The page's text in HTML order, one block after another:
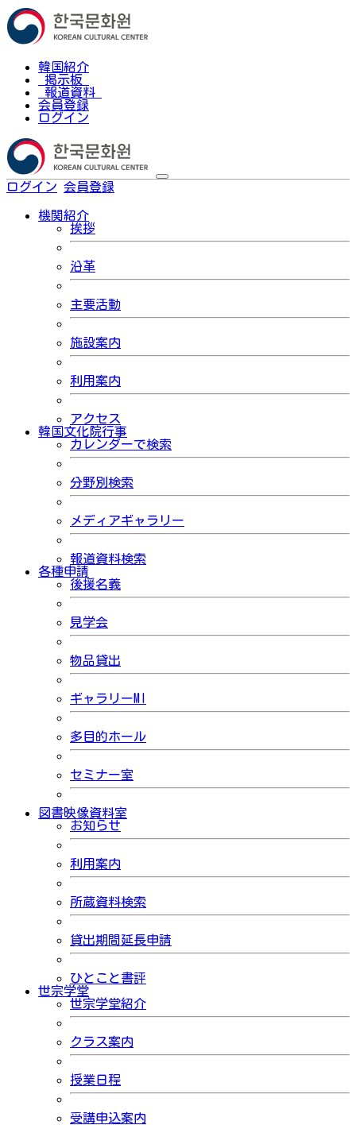
韓国紹介
掲示板
報道資料
会員登録
ログイン
ログイン 会員登録
機関紹介
挨拶
沿革
主要活動
施設案内
利用案内
アクセス
韓国文化院行事
カレンダーで検索
分野別検索
メディアギャラリー
報道資料検索
各種申請
後援名義
見学会
物品貸出
ギャラリーMI
多目的ホール
セミナー室
図書映像資料室
お知らせ
利用案内
所蔵資料検索
貸出期間延長申請
ひとこと書評
世宗学堂
世宗学堂紹介
クラス案内
授業日程
受講申込案内